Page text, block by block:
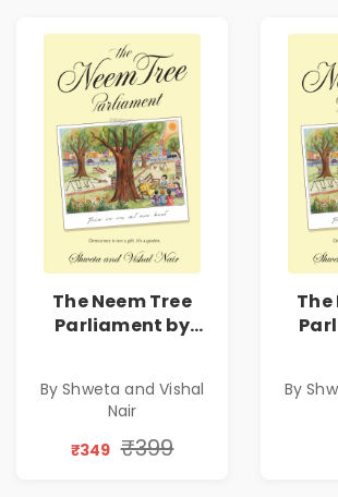
The Neem Tree
Parliament by
Constitution &
Citizenship Novel
By Shweta and Vishal
Nair
₹349 ₹399
The
By